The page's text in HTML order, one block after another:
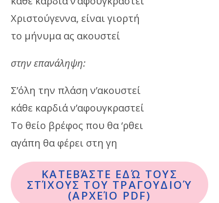
Χριστούγεννα, είναι γιορτή
το μήνυμα ας ακουστεί
στην επανάληψη:
Σ’όλη την πλάση ν’ακουστεί
κάθε καρδιά ν’αφουγκραστεί
Το θείο βρέφος που θα ‘ρθει
αγάπη θα φέρει στη γη
ΚΑΤΕΒΆΣΤΕ ΕΔΏ ΤΟΥΣ
ΣΤΊΧΟΥΣ ΤΟΥ ΤΡΑΓΟΥΔΙΟΎ
(ΑΡΧΕΊΟ PDF)